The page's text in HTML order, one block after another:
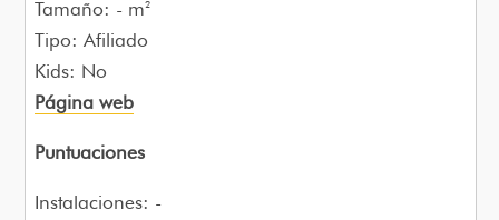
Tamaño: - m2
Tipo: Afiliado
Kids: No
Página web
Puntuaciones
Instalaciones: -